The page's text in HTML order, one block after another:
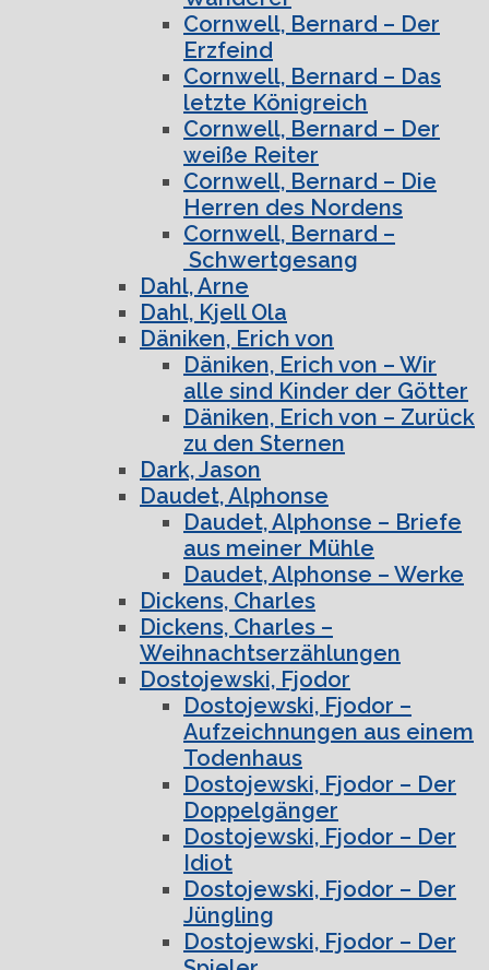
Cornwell, Bernard – Der
Erzfeind
Cornwell, Bernard – Das
letzte Königreich
Cornwell, Bernard – Der
weiße Reiter
Cornwell, Bernard – Die
Herren des Nordens
Cornwell, Bernard –
Schwertgesang
Dahl, Arne
Dahl, Kjell Ola
Däniken, Erich von
Däniken, Erich von – Wir
alle sind Kinder der Götter
Däniken, Erich von – Zurück
zu den Sternen
Dark, Jason
Daudet, Alphonse
Daudet, Alphonse – Briefe
aus meiner Mühle
Daudet, Alphonse – Werke
Dickens, Charles
Dickens, Charles –
Weihnachtserzählungen
Dostojewski, Fjodor
Dostojewski, Fjodor –
Aufzeichnungen aus einem
Todenhaus
Dostojewski, Fjodor – Der
Doppelgänger
Dostojewski, Fjodor – Der
Idiot
Dostojewski, Fjodor – Der
Jüngling
Dostojewski, Fjodor – Der